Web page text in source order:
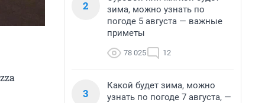
2
зима, можно узнать по
погоде 5 августа — важные
приметы
78 025 12
3
Какой будет зима, можно
узнать по погоде 7 августа, —